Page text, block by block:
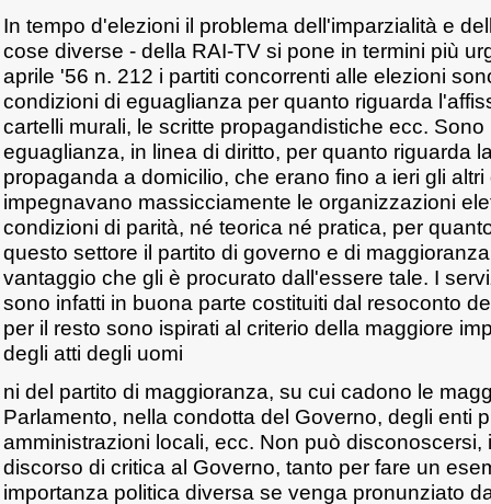
In tempo d'elezioni il problema dell'imparzialità e
cose diverse - della RAI-TV si pone in termini più
aprile '56 n. 212 i partiti concorrenti alle elezioni
condizioni di eguaglianza per quanto riguarda
cartelli murali, le scritte propagandistiche ecc.
eguaglianza, in linea di diritto, per quanto riguarda
propaganda a domicilio, che erano fino a ieri gli
impegnavano massicciamente le organizzazioni
condizioni di parità, né teorica né pratica, per
questo settore il partito di governo e di
vantaggio che gli è procurato dall'essere tale. I
sono infatti in buona parte costituiti dal resoconto
per il resto sono ispirati al criterio della maggiore
degli atti degli uomi
ni del partito di maggioranza, su cui cadono le
Parlamento, nella condotta del Governo, degli enti
amministrazioni locali, ecc. Non può disconoscersi,
discorso di critica al Governo, tanto per fare un
importanza politica diversa se venga pronunziato